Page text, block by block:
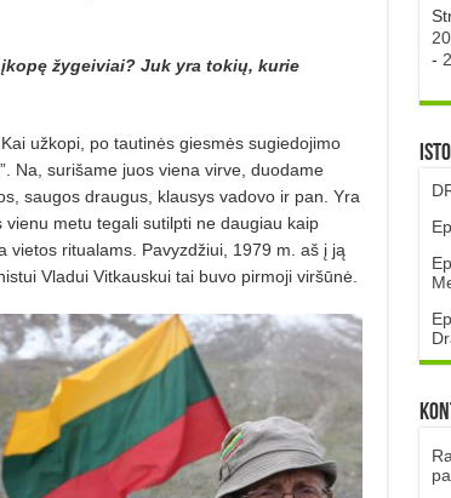
žygeiviai? Juk yra tokių, kurie
užkopi, po tautinės giesmės sugiedojimo
Na, surišame juos viena virve, duodame
saugos draugus, klausys vadovo ir pan. Yra
metu tegali sutilpti ne daugiau kaip
vietos ritualams. Pavyzdžiui, 1979 m. aš į ją
Vladui Vitkauskui tai buvo pirmoji viršūnė.
-